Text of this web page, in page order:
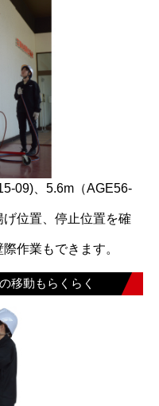
09)、5.6m（AGE56-
位置、停止位置を確
作業もできます。
移動もらくらく